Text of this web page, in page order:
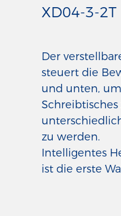
XD04-3-2T
Der
steuert die
und unten,
zu werden.
Intelligentes